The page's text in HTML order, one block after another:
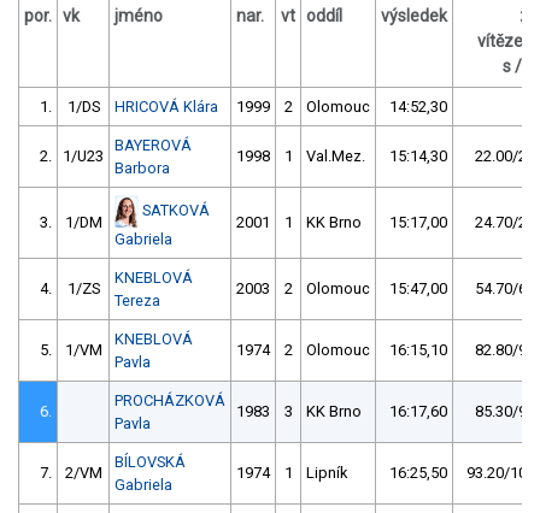
por. vk jméno nar. vt oddíl výsledek
za
vítězem
s / %
1. 1/DS HRICOVÁ Klára 1999 2 Olomouc 14:52,30
2. 1/U23
BAYEROVÁ
Barbora
1998 1 Val.Mez. 15:14,30 22.00/2,5
3. 1/DM
SATKOVÁ
Gabriela
2001 1 KK Brno 15:17,00 24.70/2,8
4. 1/ZS
KNEBLOVÁ
Tereza
2003 2 Olomouc 15:47,00 54.70/6,1
5. 1/VM
KNEBLOVÁ
Pavla
1974 2 Olomouc 16:15,10 82.80/9,3
6.
PROCHÁZKOVÁ
Pavla
1983 3 KK Brno 16:17,60 85.30/9,6
7. 2/VM
BÍLOVSKÁ
Gabriela
1974 1 Lipník 16:25,50 93.20/10,4